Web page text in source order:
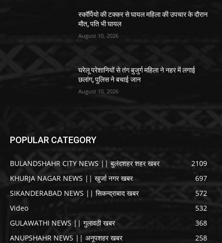
स्कॉर्पियो की टक्कर से घायल महिला की उपचार के दौरान
मौत, पति भी घायल
August 10, 2026
घरेलू परेशानियों से तंग बुजुर्ग महिला ने नहर में लगाई
छलांग, पुलिस ने बचाई जान
August 10, 2026
POPULAR CATEGORY
BULANDSHAHR CITY NEWS || बुलंदशहर शहर खबर
2109
KHURJA NAGAR NEWS || खुर्जा नगर खबर
697
SIKANDERABAD NEWS || सिकन्द्राबाद खबर
572
Video
532
GULAWATHI NEWS || गुलावठी खबर
368
ANUPSHAHR NEWS || अनूपशहर खबर
258